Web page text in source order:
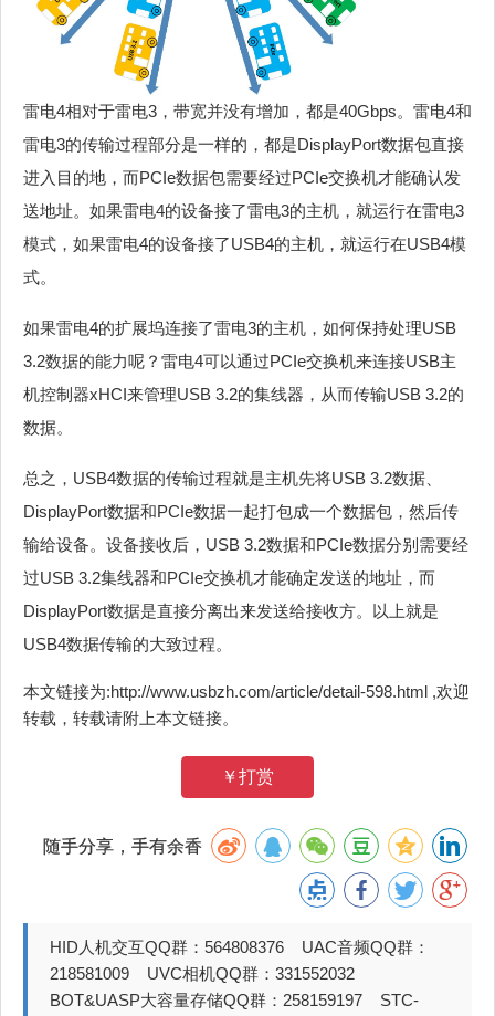
雷电4相对于雷电3，带宽并没有增加，都是40Gbps。雷电4和
雷电3的传输过程部分是一样的，都是DisplayPort数据包直接
进入目的地，而PCIe数据包需要经过PCIe交换机才能确认发
送地址。如果雷电4的设备接了雷电3的主机，就运行在雷电3
模式，如果雷电4的设备接了USB4的主机，就运行在USB4模
式。
如果雷电4的扩展坞连接了雷电3的主机，如何保持处理USB
3.2数据的能力呢？雷电4可以通过PCIe交换机来连接USB主
机控制器xHCI来管理USB 3.2的集线器，从而传输USB 3.2的
数据。
总之，USB4数据的传输过程就是主机先将USB 3.2数据、
DisplayPort数据和PCIe数据一起打包成一个数据包，然后传
输给设备。设备接收后，USB 3.2数据和PCIe数据分别需要经
过USB 3.2集线器和PCIe交换机才能确定发送的地址，而
DisplayPort数据是直接分离出来发送给接收方。以上就是
USB4数据传输的大致过程。
本文链接为:http://www.usbzh.com/article/detail-598.html ,欢迎
转载，转载请附上本文链接。
￥打赏
随手分享，手有余香
HID人机交互QQ群：564808376 UAC音频QQ群：
218581009 UVC相机QQ群：331552032
BOT&UASP大容量存储QQ群：258159197 STC-